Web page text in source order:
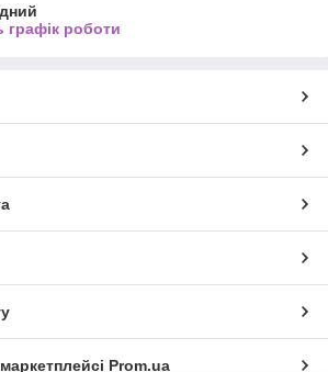
графік роботи
Prom.ua